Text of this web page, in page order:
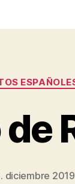
diciembre 2019